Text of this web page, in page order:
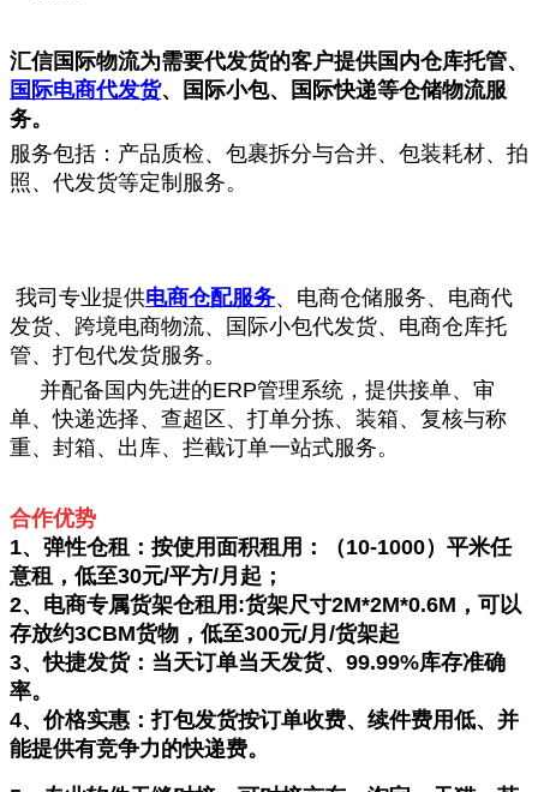
汇信国际物流为需要代发货的客户提供国内仓库托管、
国际电商代发货、国际小包、国际快递等仓储物流服
务。
服务包括：产品质检、包裹拆分与合并、包装耗材、拍
照、代发货等定制服务。
我司专业提供电商仓配服务、电商仓储服务、电商代
发货、跨境电商物流、国际小包代发货、电商仓库托
管、打包代发货服务。
并配备国内先进的ERP管理系统，提供接单、审
单、快递选择、查超区、打单分拣、装箱、复核与称
重、封箱、出库、拦截订单一站式服务。
合作优势
1、弹性仓租：按使用面积租用：（10-1000）平米任
意租，低至30元/平方/月起；
2、电商专属货架仓租用:货架尺寸2M*2M*0.6M，可以
存放约3CBM货物，低至300元/月/货架起
3、快捷发货：当天订单当天发货、99.99%库存准确
率。
4、价格实惠：打包发货按订单收费、续件费用低、并
能提供有竞争力的快递费。